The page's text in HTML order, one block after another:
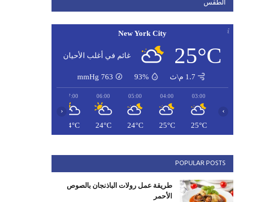
الطقس
New York City
25°C غائم في أغلب الأحيان
1.7 م\ث 93%
763
mmHg
03:00
25°C
04:00
25°C
05:00
24°C
06:00
24°C
07:00
24°C
‹ ›
POPULAR POSTS
طريقة عمل رولات الباذنجان بالصوص
الأحمر